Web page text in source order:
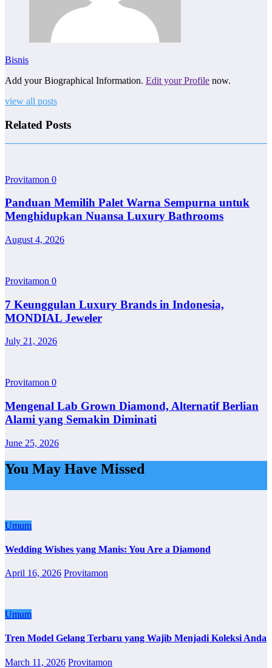
Bisnis
Add your Biographical Information. Edit your Profile now.
view all posts
Related Posts
Provitamon 0
Panduan Memilih Palet Warna Sempurna untuk
Menghidupkan Nuansa Luxury Bathrooms
August 4, 2026
Provitamon 0
7 Keunggulan Luxury Brands in Indonesia,
MONDIAL Jeweler
July 21, 2026
Provitamon 0
Mengenal Lab Grown Diamond, Alternatif Berlian
Alami yang Semakin Diminati
June 25, 2026
You May Have Missed
Umum
Wedding Wishes yang Manis: You Are a Diamond
April 16, 2026 Provitamon
Umum
Tren Model Gelang Terbaru yang Wajib Menjadi Koleksi Anda
March 11, 2026 Provitamon